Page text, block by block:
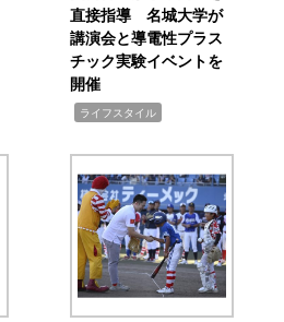
直接指導 名城大学が
講演会と導電性プラス
チック実験イベントを
開催
ライフスタイル